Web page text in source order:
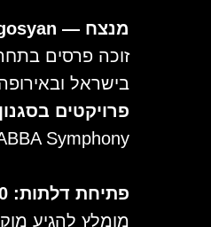
מנצח — Tiran Nikogosyan
זוכה פרסים
בישראל
פרויקטים
Symphony
פתיחת דלתות: 19:00
מומלץ להגיע